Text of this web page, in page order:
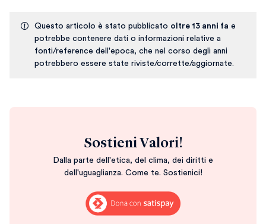
Questo articolo è stato pubblicato oltre 13 anni fa e
potrebbe contenere dati o informazioni relative a
fonti/reference dell'epoca, che nel corso degli anni
potrebbero essere state riviste/corrette/aggiornate.
Sostieni Valori!
Dalla parte dell'etica, del clima, dei diritti e
dell'uguaglianza. Come te. Sostienici!